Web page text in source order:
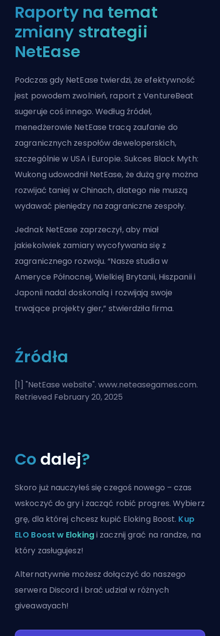
Raporty na temat
zmiany strategii
NetEase
Podczas gdy NetEase twierdzi, że efektywność
jest powodem zwolnień, raport z VentureBeat
sugeruje coś innego. Według źródeł,
menedżerowie NetEase tracą zaufanie do
zagranicznych zespołów deweloperskich,
szczególnie w USA i Europie. Sukces Black Myth:
Wukong udowodnił NetEase, że dużą grę można
rozwijać taniej w Chinach, dlatego nie muszą
wydawać pieniędzy na zagraniczne zespoły.
Jednak NetEase zaprzeczył, aby miał
jakiekolwiek zamiary wycofywania się z
zagranicznego rozwoju. “Nasze studia w
Ameryce Północnej, Wielkiej Brytanii, Hiszpanii i
Japonii nadal doskonalą i rozwijają swoje
trwające projekty gier,” stwierdziła firma.
Źródła
[1] "NetEase website". www.neteasegames.com.
Retrieved February 20, 2025
Co dalej?
Skoro już nauczyłeś się czegoś nowego – czas
wskoczyć do gry i zacząć robić progres. Wybierz
grę, dla której chcesz kupić Eloking Boost. Kup
ELO Boost w Elokingi zacznij grać na randze, na
który zasługujesz!
Alternatywnie możeszdołączyć do naszego
serwera Discord i brać udział w różnych
giveawayach!